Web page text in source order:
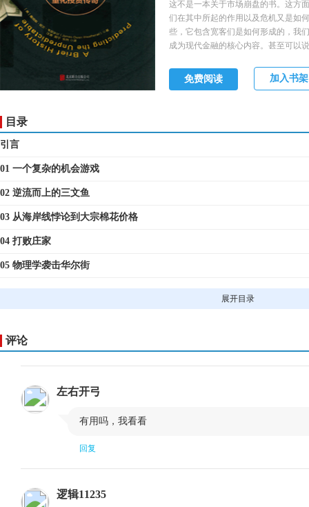
这不是一本关于市场崩盘的书。这方
们在其中所起的作用以及危机又是如
些，它包含宽客们是如何形成的，我
成为现代金融的核心内容。甚至可以
想来解决发展中的经济问题。这是一
故事。
免费阅读 加入书架
目录
引言
01 一个复杂的机会游戏
02 逆流而上的三文鱼
03 从海岸线悖论到大宗棉花价格
04 打败庄家
05 物理学袭击华尔街
06 从精灵公司到预测公司
08 新曼哈顿计划
译者后记
展开目录
评论
左右开弓
有用吗，我看看
回复
逻辑11235